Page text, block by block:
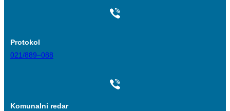
Protokol
021/889–088
Komunalni redar